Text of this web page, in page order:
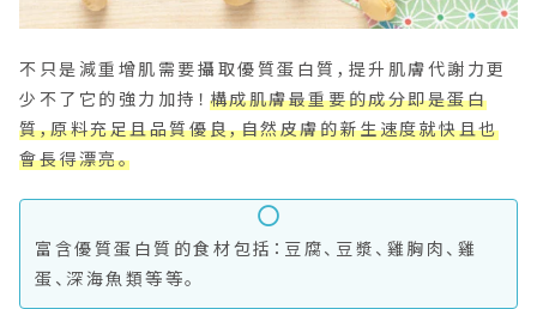
不只是減重增肌需要攝取優質蛋白質，提升肌膚代謝力更
少不了它的強力加持！ 構成肌膚最重要的成分即是蛋白
質，原料充足且品質優良，自然皮膚的新生速度就快且也
會長得漂亮。
富含優質蛋白質的食材包括：豆腐、豆漿、雞胸肉、雞
蛋、深海魚類等等。